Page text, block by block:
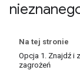
Na tej stronie
Opcja 1. Znajdź i
zagrożeń